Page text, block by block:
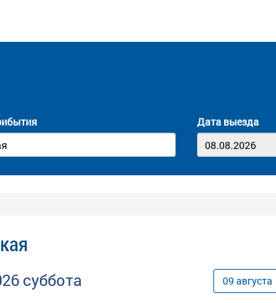
Дата выезда
суббота 09 августа